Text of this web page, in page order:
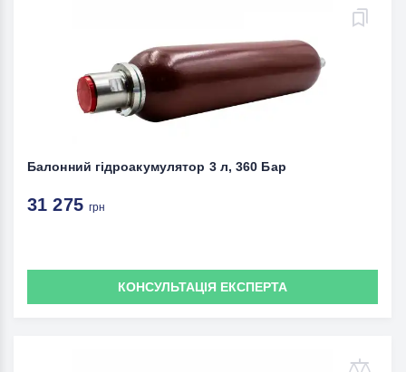
Балонний гідроакумулятор 3 л, 360 Бар
31 275грн
КОНСУЛЬТАЦІЯ ЕКСПЕРТА